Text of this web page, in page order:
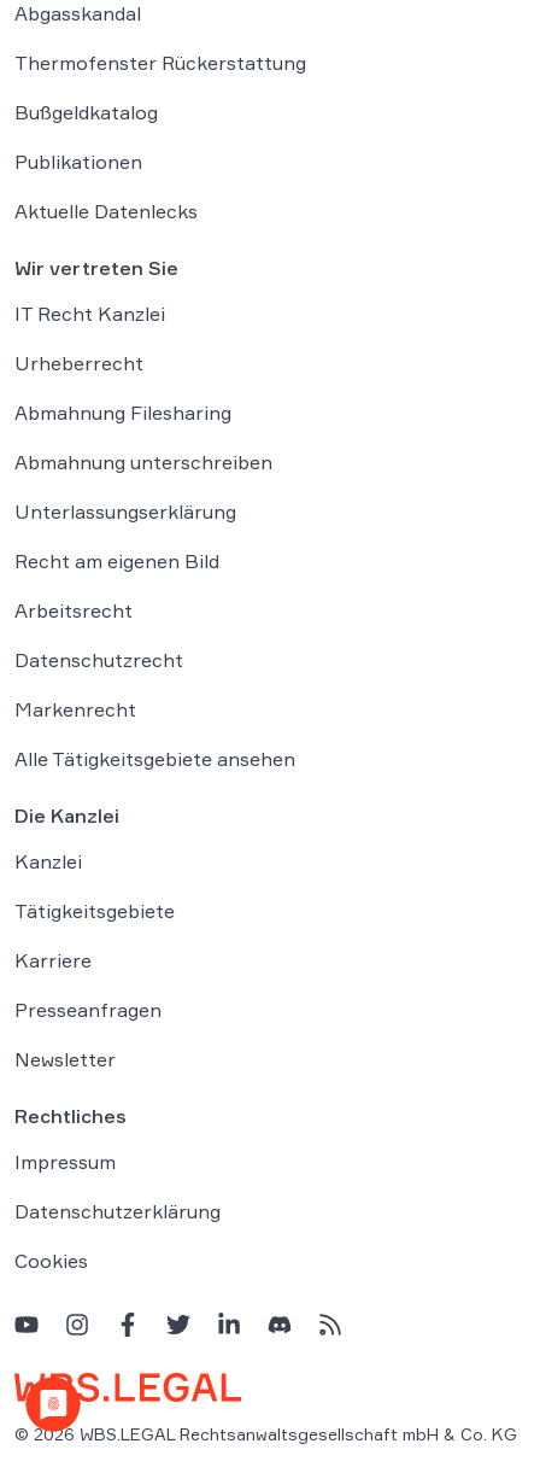
Abgasskandal
Thermofenster Rückerstattung
Bußgeldkatalog
Publikationen
Aktuelle Datenlecks
Wir vertreten Sie
IT Recht Kanzlei
Urheberrecht
Abmahnung Filesharing
Abmahnung unterschreiben
Unterlassungserklärung
Recht am eigenen Bild
Arbeitsrecht
Datenschutzrecht
Markenrecht
Alle Tätigkeitsgebiete ansehen
Die Kanzlei
Kanzlei
Tätigkeitsgebiete
Karriere
Presseanfragen
Newsletter
Rechtliches
Impressum
Datenschutzerklärung
Cookies
© 2026 WBS.LEGAL Rechtsanwaltsgesellschaft mbH & Co. KG